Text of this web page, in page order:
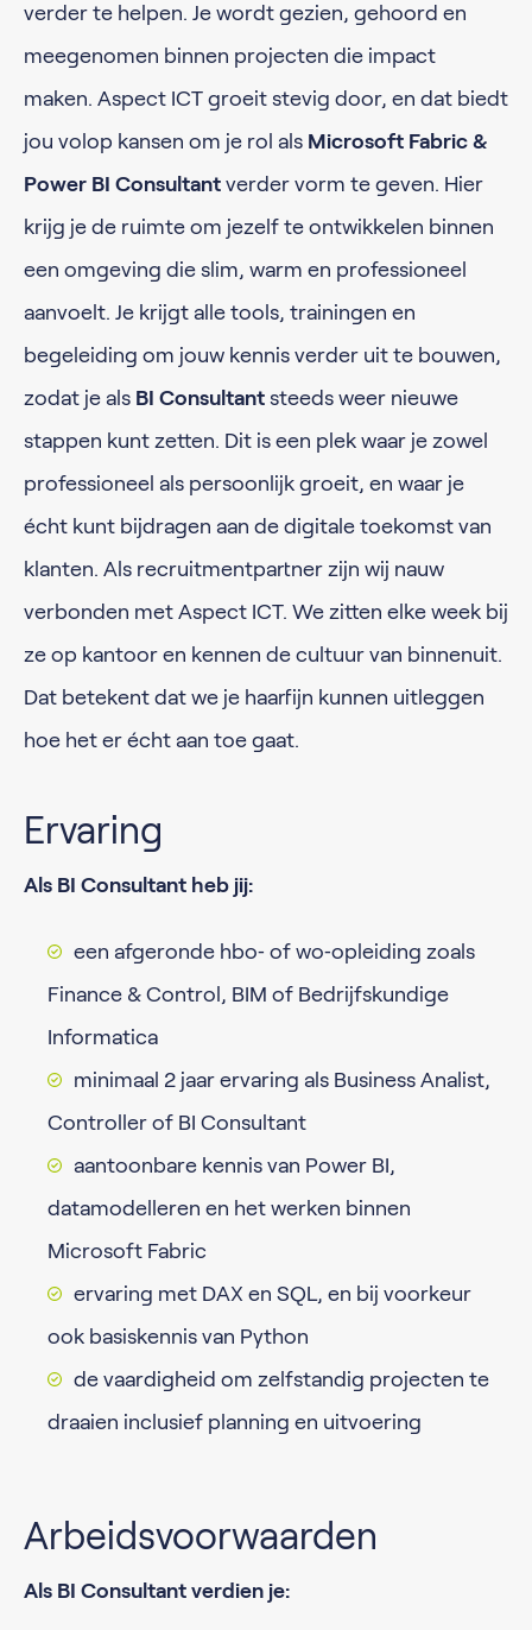
verder te helpen. Je wordt gezien, gehoord en
meegenomen binnen projecten die impact
maken. Aspect ICT groeit stevig door, en dat biedt
jou volop kansen om je rol als Microsoft Fabric &
Power BI Consultant verder vorm te geven. Hier
krijg je de ruimte om jezelf te ontwikkelen binnen
een omgeving die slim, warm en professioneel
aanvoelt. Je krijgt alle tools, trainingen en
begeleiding om jouw kennis verder uit te bouwen,
zodat je als BI Consultant steeds weer nieuwe
stappen kunt zetten. Dit is een plek waar je zowel
professioneel als persoonlijk groeit, en waar je
écht kunt bijdragen aan de digitale toekomst van
klanten. Als recruitmentpartner zijn wij nauw
verbonden met Aspect ICT. We zitten elke week bij
ze op kantoor en kennen de cultuur van binnenuit.
Dat betekent dat we je haarfijn kunnen uitleggen
hoe het er écht aan toe gaat.
Ervaring
Als BI Consultant heb jij:
een afgeronde hbo‑ of wo‑opleiding zoals
Finance & Control, BIM of Bedrijfskundige
Informatica
minimaal 2 jaar ervaring als Business Analist,
Controller of BI Consultant
aantoonbare kennis van Power BI,
datamodelleren en het werken binnen
Microsoft Fabric
ervaring met DAX en SQL, en bij voorkeur
ook basiskennis van Python
de vaardigheid om zelfstandig projecten te
draaien inclusief planning en uitvoering
Arbeidsvoorwaarden
Als BI Consultant verdien je: